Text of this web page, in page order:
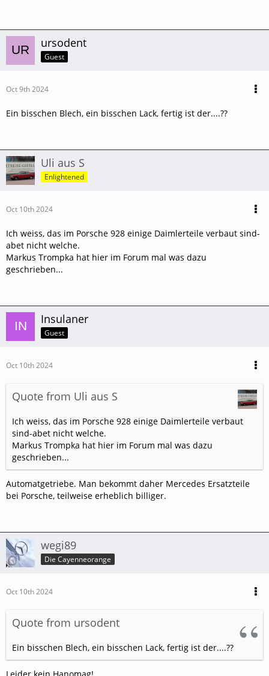
ursodent
Guest
Oct 9th 2024
Ein bisschen Blech, ein bisschen Lack, fertig ist der....??
Uli aus S
Enlightened
Oct 10th 2024
Ich weiss, das im Porsche 928 einige Daimlerteile verbaut sind-
abet nicht welche.
Markus Trompka hat hier im Forum mal was dazu
geschrieben...
Insulaner
Guest
Oct 10th 2024
Quote from Uli aus S
Ich weiss, das im Porsche 928 einige Daimlerteile verbaut
sind-abet nicht welche.
Markus Trompka hat hier im Forum mal was dazu
geschrieben...
Automatgetriebe. Man bekommt daher Mercedes Ersatzteile
bei Porsche, teilweise erheblich billiger.
wegi89
Die Cayenneorange
Oct 10th 2024
Quote from ursodent
Ein bisschen Blech, ein bisschen Lack, fertig ist der....??